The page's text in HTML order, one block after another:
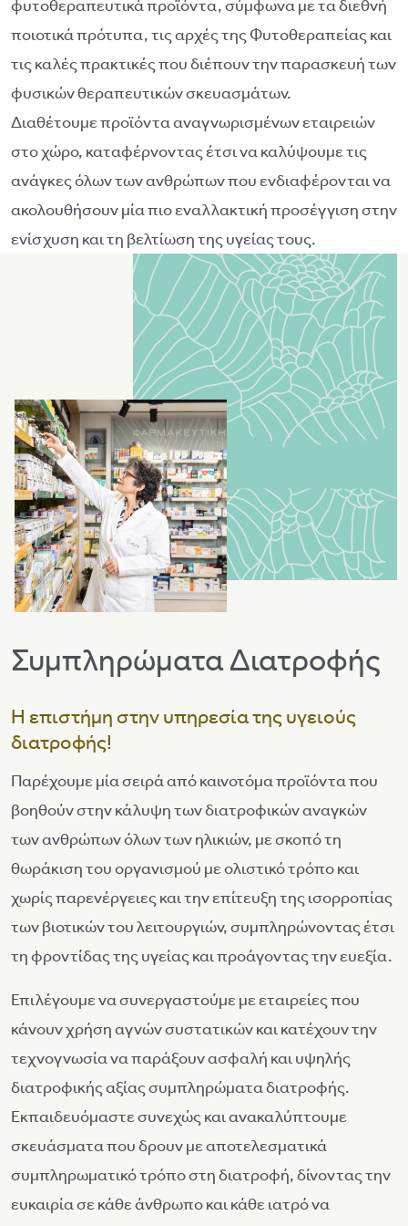
φυτοθεραπευτικά προϊόντα, σύμφωνα με τα διεθνή
ποιοτικά πρότυπα, τις αρχές της Φυτοθεραπείας και
τις καλές πρακτικές που διέπουν την παρασκευή των
φυσικών θεραπευτικών σκευασμάτων.
Διαθέτουμε προϊόντα αναγνωρισμένων εταιρειών
στο χώρο, καταφέρνοντας έτσι να καλύψουμε τις
ανάγκες όλων των ανθρώπων που ενδιαφέρονται να
ακολουθήσουν μία πιο εναλλακτική προσέγγιση στην
ενίσχυση και τη βελτίωση της υγείας τους.
Συμπληρώματα Διατροφής
Η επιστήμη στην υπηρεσία της υγειούς
διατροφής!
Παρέχουμε μία σειρά από καινοτόμα προϊόντα που
βοηθούν στην κάλυψη των διατροφικών αναγκών
των ανθρώπων όλων των ηλικιών, με σκοπό τη
θωράκιση του οργανισμού με ολιστικό τρόπο και
χωρίς παρενέργειες και την επίτευξη της ισορροπίας
των βιοτικών του λειτουργιών, συμπληρώνοντας έτσι
τη φροντίδας της υγείας και προάγοντας την ευεξία.
Επιλέγουμε να συνεργαστούμε με εταιρείες που
κάνουν χρήση αγνών συστατικών και κατέχουν την
τεχνογνωσία να παράξουν ασφαλή και υψηλής
διατροφικής αξίας συμπληρώματα διατροφής.
Εκπαιδευόμαστε συνεχώς και ανακαλύπτουμε
σκευάσματα που δρουν με αποτελεσματικά
συμπληρωματικό τρόπο στη διατροφή, δίνοντας την
ευκαιρία σε κάθε άνθρωπο και κάθε ιατρό να